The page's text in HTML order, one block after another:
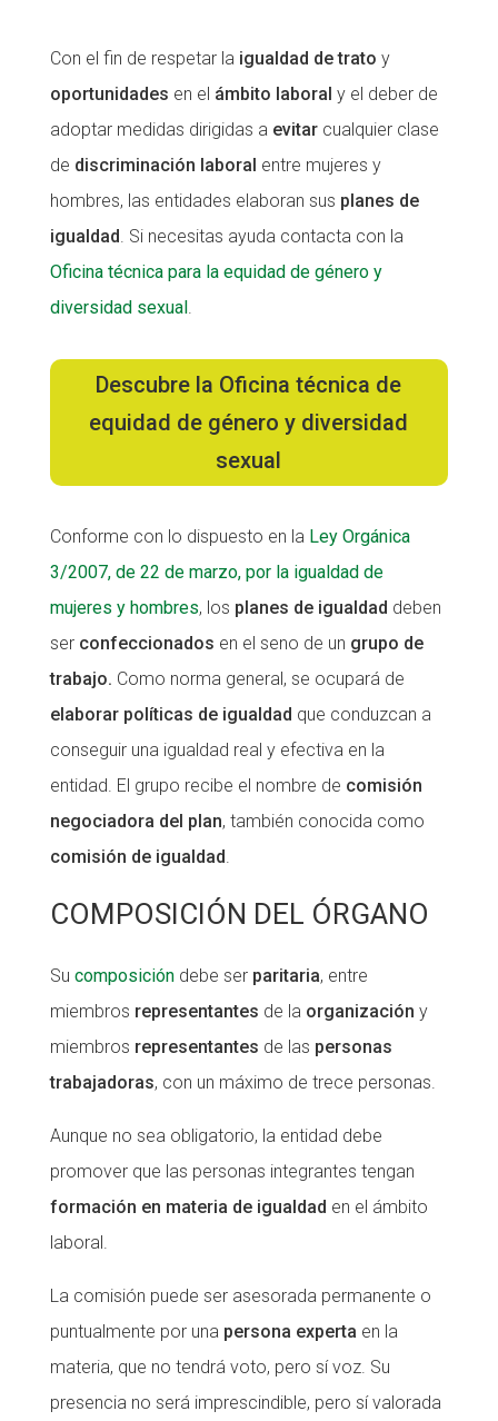
Con el fin de respetar la igualdad de trato y
oportunidades en el ámbito laboral y el deber de
adoptar medidas dirigidas a evitarcualquier clase
de discriminación laboral entre mujeres y
hombres, las entidades elaboran sus planes de
igualdad. Si necesitas ayuda contacta con la
Oficina técnica para la equidad de género y
diversidad sexual.
Descubre la Oficina técnica de
equidad de género y diversidad
sexual
Conforme con lo dispuesto en la Ley Orgánica
3/2007, de 22 de marzo, por la igualdad de
mujeres y hombres, los planes de igualdad deben
ser confeccionados en el seno de un grupo de
trabajo. Como norma general, se ocupará de
elaborar políticas de igualdad que conduzcan a
conseguir una igualdad real y efectiva en la
entidad. El grupo recibe el nombre de comisión
negociadora del plan, también conocida como
comisión de igualdad.
COMPOSICIÓN DEL ÓRGANO
Su composicióndebe ser paritaria, entre
miembros representantes de la organización y
miembros representantes de las personas
trabajadoras, con un máximo de trece personas.
Aunque no sea obligatorio, la entidad debe
promover que las personas integrantes tengan
formación en materia de igualdad en el ámbito
laboral.
La comisión puede ser asesorada permanente o
puntualmente por una persona experta en la
materia, que no tendrá voto, pero sí voz. Su
presencia no será imprescindible, pero sí valorada
L'equip
Missió i valors
Els comptes clars
Proposta educativa
Diari de la Fundació
COL·LABORA
Fes voluntariat
Fes un donatiu
L'equip
Missió i valors
Els comptes clars
Proposta educativa
Diari de la Fundació
COL·LABORA
Fes voluntariat
Fes un donatiu